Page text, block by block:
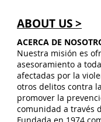
ABOUT US >
ACERCA DE
Nuestra misión es
asesoramiento a
afectadas por la
otros delitos contra
promover la
comunidad a través